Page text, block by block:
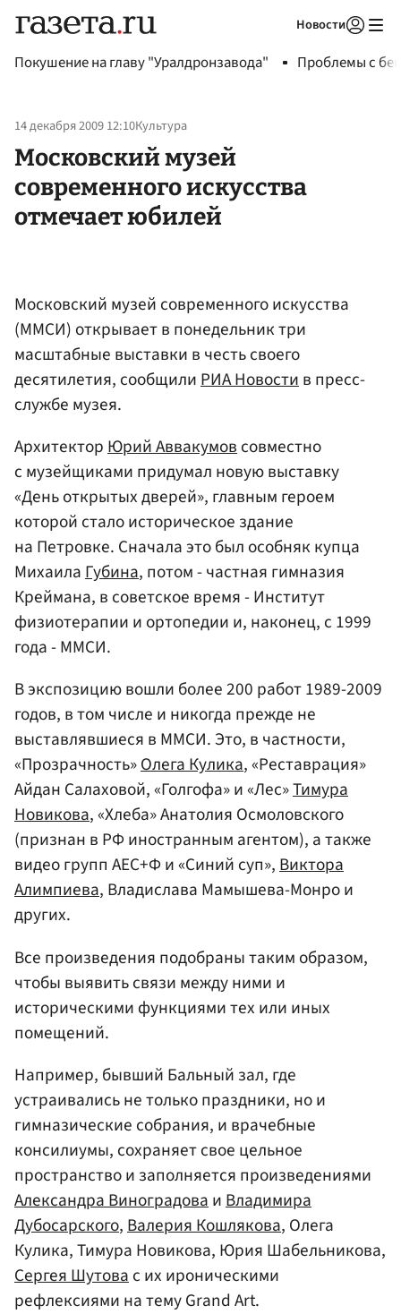
Новости
Покушение на главу "Уралдронзавода" Проблемы с
14 декабря 2009 12:10Культура
Московский музей
современного искусства
отмечает юбилей
Московский музей современного искусства
(ММСИ) открывает в понедельник три
масштабные выставки в честь своего
десятилетия, сообщилиРИА Новостив пресс-
службе музея.
АрхитекторЮрий Аввакумовсовместно
с музейщиками придумал новую выставку
«День открытых дверей», главным героем
которой стало историческое здание
на Петровке. Сначала это был особняк купца
МихаилаГубина, потом - частная гимназия
Креймана, в советское время - Институт
физиотерапии и ортопедии и, наконец, с 1999
года - ММСИ.
В экспозицию вошли более 200 работ 1989-2009
годов, в том числе и никогда прежде не
выставлявшиеся в ММСИ. Это, в частности,
«Прозрачность»Олега Кулика, «Реставрация»
Айдан Салаховой, «Голгофа» и «Лес»Тимура
Новикова, «Хлеба» Анатолия Осмоловского
(признан в РФ иностранным агентом), а также
видео групп АЕС+Ф и «Синий суп»,Виктора
Алимпиева, Владислава Мамышева-Монро и
других.
Все произведения подобраны таким образом,
чтобы выявить связи между ними и
историческими функциями тех или иных
помещений.
Например, бывший Бальный зал, где
устраивались не только праздники, но и
гимназические собрания, и врачебные
консилиумы, сохраняет свое цельное
пространство и заполняется произведениями
Александра ВиноградоваиВладимира
Дубосарского,Валерия Кошлякова, Олега
Кулика, Тимура Новикова, Юрия Шабельникова,
Сергея Шутовас их ироническими
рефлексиями на тему Grand Art.